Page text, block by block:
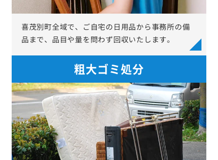
喜茂別町全域で、ご自宅の日用品から事務所の備
品まで、品目や量を問わず回収いたします。
粗大ゴミ処分